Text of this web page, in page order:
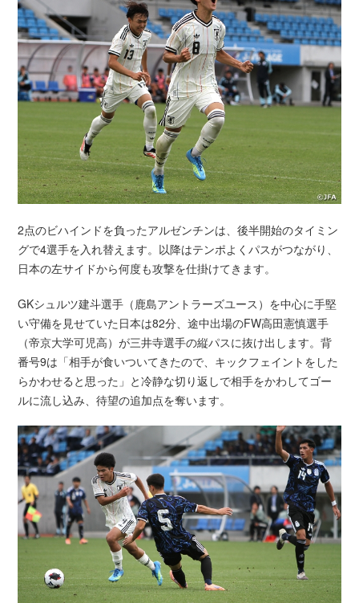
2点のビハインドを負ったアルゼンチンは、後半開始のタイミン
グで4選手を入れ替えます。以降はテンポよくパスがつながり、
日本の左サイドから何度も攻撃を仕掛けてきます。
GKシュルツ建斗選手（鹿島アントラーズユース）を中心に手堅
い守備を見せていた日本は82分、途中出場のFW高田憲慎選手
（帝京大学可児高）が三井寺選手の縦パスに抜け出します。背
番号9は「相手が食いついてきたので、キックフェイントをした
らかわせると思った」と冷静な切り返しで相手をかわしてゴー
ルに流し込み、待望の追加点を奪います。